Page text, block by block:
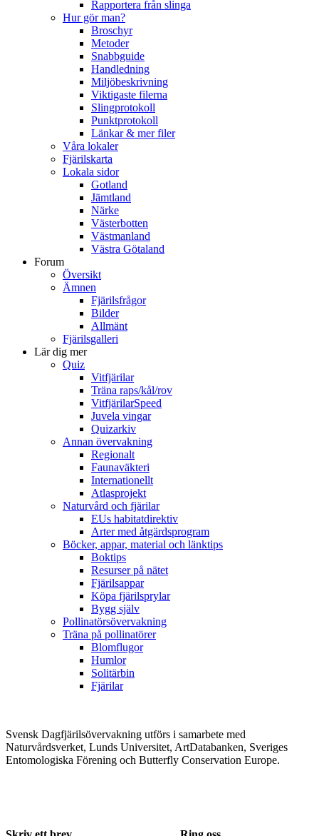
Rapportera från slinga
Hur gör man?
Broschyr
Metoder
Snabbguide
Handledning
Miljöbeskrivning
Viktigaste filerna
Slingprotokoll
Punktprotokoll
Länkar & mer filer
Våra lokaler
Fjärilskarta
Lokala sidor
Gotland
Jämtland
Närke
Västerbotten
Västmanland
Västra Götaland
Forum
Översikt
Ämnen
Fjärilsfrågor
Bilder
Allmänt
Fjärilsgalleri
Lär dig mer
Quiz
Vitfjärilar
Träna raps/kål/rov
VitfjärilarSpeed
Juvela vingar
Quizarkiv
Annan övervakning
Regionalt
Faunaväkteri
Internationellt
Atlasprojekt
Naturvård och fjärilar
EUs habitatdirektiv
Arter med åtgärdsprogram
Böcker, appar, material och länktips
Boktips
Resurser på nätet
Fjärilsappar
Köpa fjärilsprylar
Bygg själv
Pollinatörsövervakning
Träna på pollinatörer
Blomflugor
Humlor
Solitärbin
Fjärilar
Svensk Dagfjärilsövervakning utförs i samarbete med
Naturvårdsverket, Lunds Universitet, ArtDatabanken, Sveriges
Entomologiska Förening och Butterfly Conservation Europe.